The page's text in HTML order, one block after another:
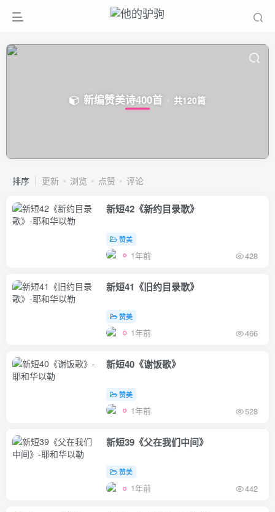
新编赞美诗400首 共120篇
排序 更新 浏览 点赞 评论
新短42《新约目录歌》
赞美
1年前 428
新短41《旧约目录歌》
赞美
1年前 466
新短40《谢饭歌》
赞美
1年前 528
新短39《父在我们中间》
赞美
1年前 442